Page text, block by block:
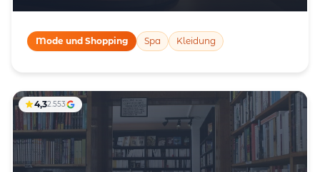
Mode und Shopping Spa Kleidung
4,32.553